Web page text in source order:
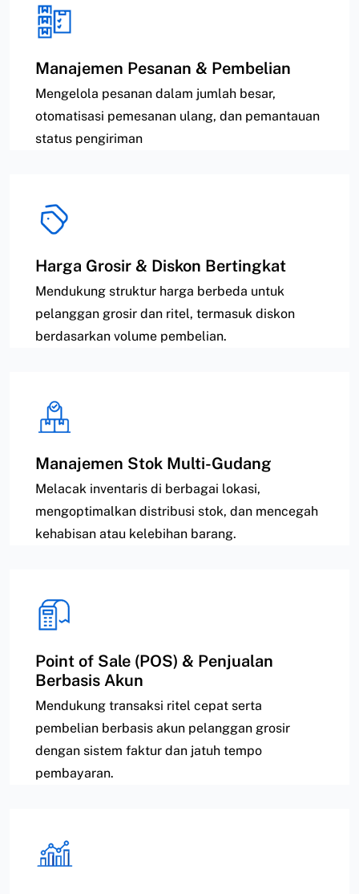
Manajemen Pesanan & Pembelian
Mengelola pesanan dalam jumlah besar,
otomatisasi pemesanan ulang, dan pemantauan
status pengiriman
Harga Grosir & Diskon Bertingkat
Mendukung struktur harga berbeda untuk
pelanggan grosir dan ritel, termasuk diskon
berdasarkan volume pembelian.
Manajemen Stok Multi-Gudang
Melacak inventaris di berbagai lokasi,
mengoptimalkan distribusi stok, dan mencegah
kehabisan atau kelebihan barang.
Point of Sale (POS) & Penjualan
Berbasis Akun
Mendukung transaksi ritel cepat serta
pembelian berbasis akun pelanggan grosir
dengan sistem faktur dan jatuh tempo
pembayaran.